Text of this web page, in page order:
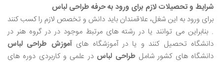
شرایط و تحصیلات لازم برای ورود به حرفه طراحی لباس
برای ورود به این شغل، علاقمندان باید دانش و تخصص لازم را کسب کنند
. بنابراین می توانند یا در رشته های مرتبط موجود در در گروه هنر در
دانشگاه تحصیل کنند و یا در آموزشگاه هایآموزش طراحی لباس
دانشگاه های کشور شامل طراحی لباس در علمی و کاربردی دوره های